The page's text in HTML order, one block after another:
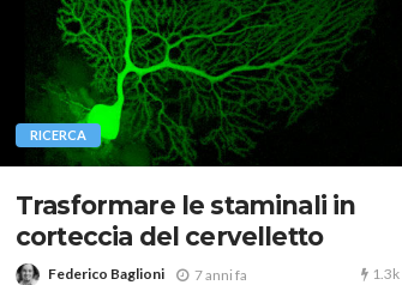
RICERCA
Trasformare le staminali in
corteccia del cervelletto
Federico Baglioni 7 anni fa 1.3k